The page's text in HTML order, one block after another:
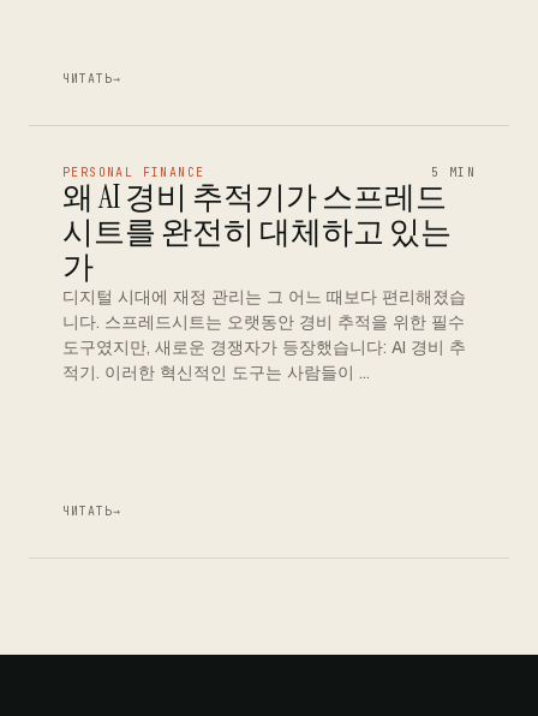
ЧИТАТЬ→
PERSONAL FINANCE 5 MIN
왜 AI 경비 추적기가 스프레드
시트를 완전히 대체하고 있는
가
디지털 시대에 재정 관리는 그 어느 때보다 편리해졌습
니다. 스프레드시트는 오랫동안 경비 추적을 위한 필수
도구였지만, 새로운 경쟁자가 등장했습니다: AI 경비 추
적기. 이러한 혁신적인 도구는 사람들이 …
ЧИТАТЬ→